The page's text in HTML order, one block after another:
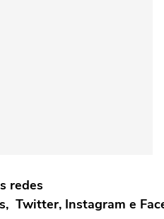
redes
Twitter, Instagram e